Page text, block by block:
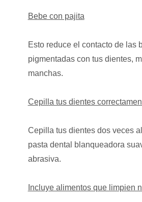
Bebe con pajita
Esto reduce el contacto de las
pigmentadas con tus dientes,
manchas.
Cepilla tus dientes
Cepilla tus dientes dos veces
pasta dental blanqueadora
abrasiva.
Incluye alimentos que limpien